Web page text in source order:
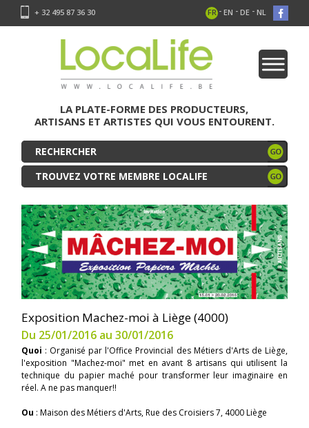
+ 32 495 87 36 30 FR - EN - DE - NL
LA PLATE-FORME DES PRODUCTEURS,
ARTISANS ET ARTISTES QUI VOUS ENTOURENT.
TROUVEZ VOTRE MEMBRE LOCALIFE
Exposition Machez-moi à Liège (4000)
Du 25/01/2016 au 30/01/2016
Quoi : Organisé par l'Office Provincial des Métiers d'Arts de Liège,
l'exposition "Machez-moi" met en avant 8 artisans qui utilisent la
technique du papier maché pour transformer leur imaginaire en
réel. A ne pas manquer!!
Ou : Maison des Métiers d'Arts, Rue des Croisiers 7, 4000 Liège